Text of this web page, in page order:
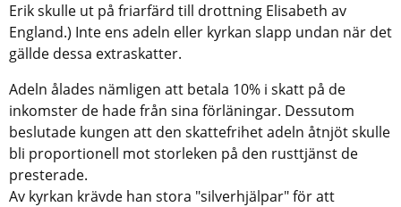
Erik skulle ut på friarfärd till drottning Elisabeth av
England.) Inte ens adeln eller kyrkan slapp undan när det
gällde dessa extraskatter.
Adeln ålades nämligen att betala 10% i skatt på de
inkomster de hade från sina förläningar. Dessutom
beslutade kungen att den skattefrihet adeln åtnjöt skulle
bli proportionell mot storleken på den rusttjänst de
presterade.
Av kyrkan krävde han stora "silverhjälpar" för att